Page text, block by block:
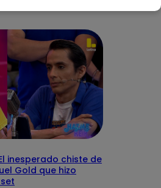
inesperado chiste de
Gold que hizo